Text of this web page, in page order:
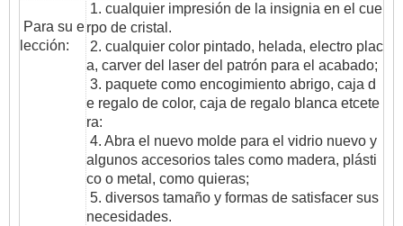
Para su e
lección:
1. cualquier impresión de la insignia en el cue
rpo de cristal.
2. cualquier color pintado, helada, electro plac
a, carver del laser del patrón para el acabado;
3. paquete como encogimiento abrigo, caja d
e regalo de color, caja de regalo blanca etcete
ra:
4. Abra el nuevo molde para el vidrio nuevo y
algunos accesorios tales como madera, plásti
co o metal, como quieras;
5. diversos tamaño y formas de satisfacer sus
necesidades.